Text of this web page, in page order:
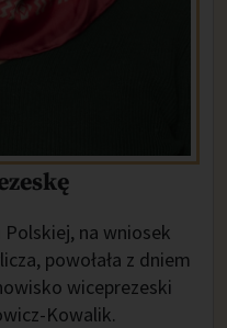
Polskiej, na wniosek
powołała z dniem
wiceprezeski
Kowalik.